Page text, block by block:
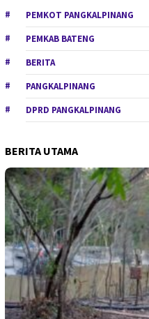
PEMKOT PANGKALPINANG
PEMKAB BATENG
BERITA
PANGKALPINANG
DPRD PANGKALPINANG
BERITA UTAMA